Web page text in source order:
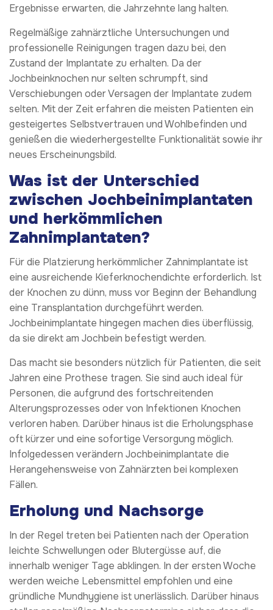
Ergebnisse erwarten, die Jahrzehnte lang halten.
Regelmäßige zahnärztliche Untersuchungen und
professionelle Reinigungen tragen dazu bei, den
Zustand der Implantate zu erhalten. Da der
Jochbeinknochen nur selten schrumpft, sind
Verschiebungen oder Versagen der Implantate zudem
selten. Mit der Zeit erfahren die meisten Patienten ein
gesteigertes Selbstvertrauen und Wohlbefinden und
genießen die wiederhergestellte Funktionalität sowie ihr
neues Erscheinungsbild.
Was ist der Unterschied
zwischen Jochbeinimplantaten
und herkömmlichen
Zahnimplantaten?
Für die Platzierung herkömmlicher Zahnimplantate ist
eine ausreichende Kieferknochendichte erforderlich. Ist
der Knochen zu dünn, muss vor Beginn der Behandlung
eine Transplantation durchgeführt werden.
Jochbeinimplantate hingegen machen dies überflüssig,
da sie direkt am Jochbein befestigt werden.
Das macht sie besonders nützlich für Patienten, die seit
Jahren eine Prothese tragen. Sie sind auch ideal für
Personen, die aufgrund des fortschreitenden
Alterungsprozesses oder von Infektionen Knochen
verloren haben. Darüber hinaus ist die Erholungsphase
oft kürzer und eine sofortige Versorgung möglich.
Infolgedessen verändern Jochbeinimplantate die
Herangehensweise von Zahnärzten bei komplexen
Fällen.
Erholung und Nachsorge
In der Regel treten bei Patienten nach der Operation
leichte Schwellungen oder Blutergüsse auf, die
innerhalb weniger Tage abklingen. In der ersten Woche
werden weiche Lebensmittel empfohlen und eine
gründliche Mundhygiene ist unerlässlich. Darüber hinaus